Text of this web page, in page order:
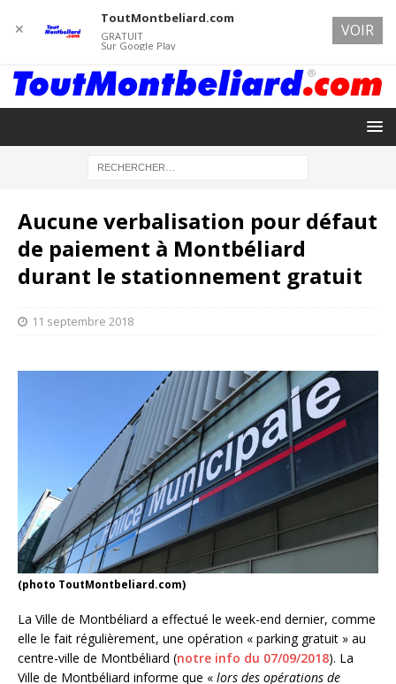
Aucune verbalisation pour défaut
de paiement à Montbéliard
durant le stationnement gratuit
11 septembre 2018
(photo ToutMontbeliard.com)
La Ville de Montbéliard a effectué le week-end dernier, comme
elle le fait régulièrement, une opération « parking gratuit » au
centre-ville de Montbéliard (notre info du 07/09/2018). La
Ville de Montbéliard informe que « lors des opérations de
✕
ToutMontbeliard.com
GRATUIT
Sur Google Play
VOIR